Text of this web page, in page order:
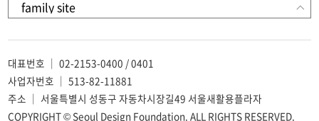
대표번호 ｜ 02-2153-0400 / 0401
사업자번호 ｜ 513-82-11881
주소 ｜ 서울특별시 성동구 자동차시장길49 서울새활용플라자
COPYRIGHT © Seoul Design Foundation. ALL RIGHTS RESERVED.